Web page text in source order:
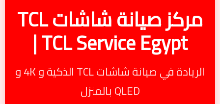
مركز صيانة شاشات TCL
| TCL Service Egypt
الريادة في صيانة شاشات TCL الذكية و 4K و
QLED بالمنزل